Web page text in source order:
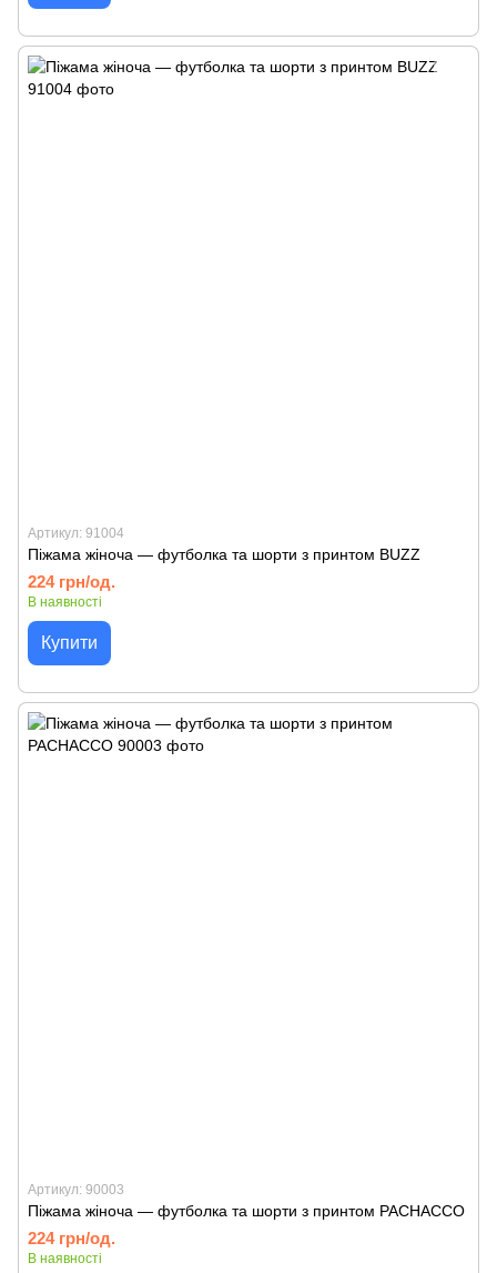
Артикул: 91004
Піжама жіноча — футболка та шорти з принтом BUZZ
224 грн/од.
В наявності
Купити
Артикул: 90003
Піжама жіноча — футболка та шорти з принтом PACHACCO
224 грн/од.
В наявності